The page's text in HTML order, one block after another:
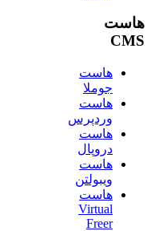
هاست
CMS
هاست
جوملا
هاست
وردپرس
هاست
دروپال
هاست
ویبولتن
هاست
Virtual
Freer